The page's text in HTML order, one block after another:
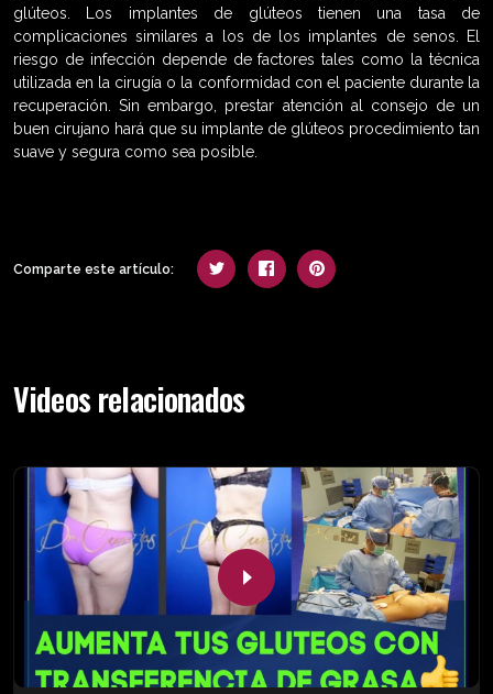
glúteos. Los implantes de glúteos tienen una tasa de
complicaciones similares a los de los implantes de senos. El
riesgo de infección depende de factores tales como la técnica
utilizada en la cirugía o la conformidad con el paciente durante la
recuperación. Sin embargo, prestar atención al consejo de un
buen cirujano hará que su implante de glúteos procedimiento tan
suave y segura como sea posible.
Comparte este artículo:
Videos relacionados